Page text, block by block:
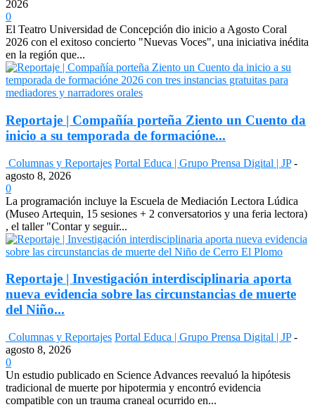
2026
0
El Teatro Universidad de Concepción dio inicio a Agosto Coral
2026 con el exitoso concierto "Nuevas Voces", una iniciativa inédita
en la región que...
Reportaje | Compañía porteña Ziento un Cuento da
inicio a su temporada de formacióne...
Columnas y Reportajes Portal Educa | Grupo Prensa Digital | JP -
agosto 8, 2026
0
La programación incluye la Escuela de Mediación Lectora Lúdica
(Museo Artequin, 15 sesiones + 2 conversatorios y una feria lectora)
, el taller "Contar y seguir...
Reportaje | Investigación interdisciplinaria aporta
nueva evidencia sobre las circunstancias de muerte
del Niño...
Columnas y Reportajes Portal Educa | Grupo Prensa Digital | JP -
agosto 8, 2026
0
Un estudio publicado en Science Advances reevaluó la hipótesis
tradicional de muerte por hipotermia y encontró evidencia
compatible con un trauma craneal ocurrido en...